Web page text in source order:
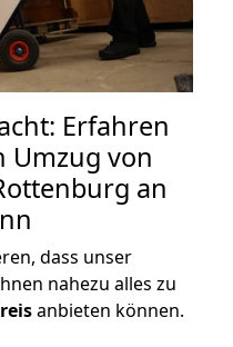
Erfahren
Umzug von
an
dass unser
nahezu alles zu
anbieten können.